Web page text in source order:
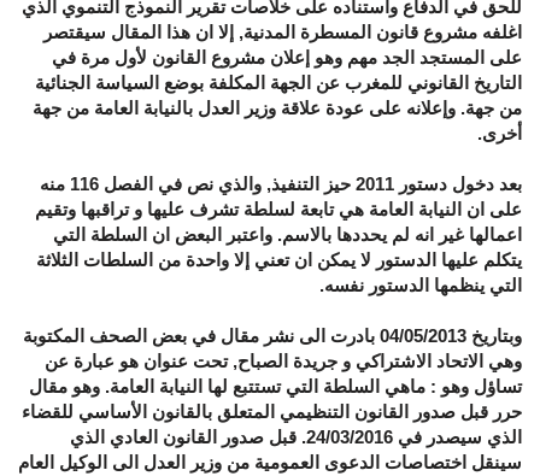
للحق في الدفاع واستناده على خلاصات تقرير النموذج التنموي الذي
اغلفه مشروع قانون المسطرة المدنية, إلا ان هذا المقال سيقتصر
على المستجد الجد مهم وهو إعلان مشروع القانون لأول مرة في
التاريخ القانوني للمغرب عن الجهة المكلفة بوضع السياسة الجنائية
من جهة. وإعلانه على عودة علاقة وزير العدل بالنيابة العامة من جهة
أخرى.
بعد دخول دستور 2011 حيز التنفيذ, والذي نص في الفصل 116 منه
على ان النيابة العامة هي تابعة لسلطة تشرف عليها و تراقبها وتقيم
اعمالها غير انه لم يحددها بالاسم. واعتبر البعض ان السلطة التي
يتكلم عليها الدستور لا يمكن ان تعني إلا واحدة من السلطات الثلاثة
التي ينظمها الدستور نفسه.
وبتاريخ 04/05/2013 بادرت الى نشر مقال في بعض الصحف المكتوبة
وهي الاتحاد الاشتراكي و جريدة الصباح, تحت عنوان هو عبارة عن
تساؤل وهو : ماهي السلطة التي تستتبع لها النيابة العامة. وهو مقال
حرر قبل صدور القانون التنظيمي المتعلق بالقانون الأساسي للقضاء
الذي سيصدر في 24/03/2016. قبل صدور القانون العادي الذي
سينقل اختصاصات الدعوى العمومية من وزير العدل الى الوكيل العام